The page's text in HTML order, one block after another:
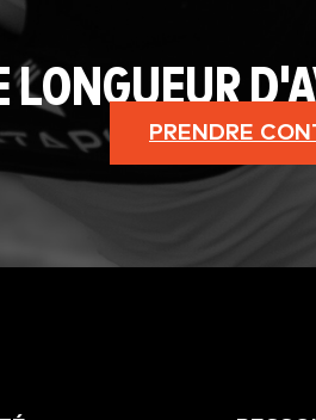
LONGUEUR
PRENDRE